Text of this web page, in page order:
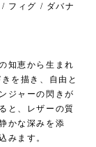
フィグ / ダバナ
知恵から生まれ
を描き、自由と
ジャーの閃きが
と、レザーの質
かな深みを添
みます。